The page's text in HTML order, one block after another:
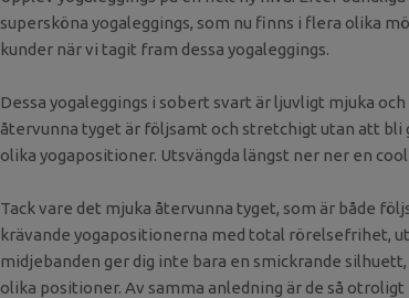
supersköna yogaleggings, som nu finns i flera olika
kunder när vi tagit fram dessa yogaleggings.
Dessa yogaleggings i sobert svart är ljuvligt mjuka
återvunna tyget är följsamt och stretchigt utan att bli
olika yogapositioner. Utsvängda längst ner ner en
Tack vare det mjuka återvunna tyget, som är både
krävande yogapositionerna med total rörelsefrihet,
midjebanden ger dig inte bara en smickrande
olika positioner. Av samma anledning är de så